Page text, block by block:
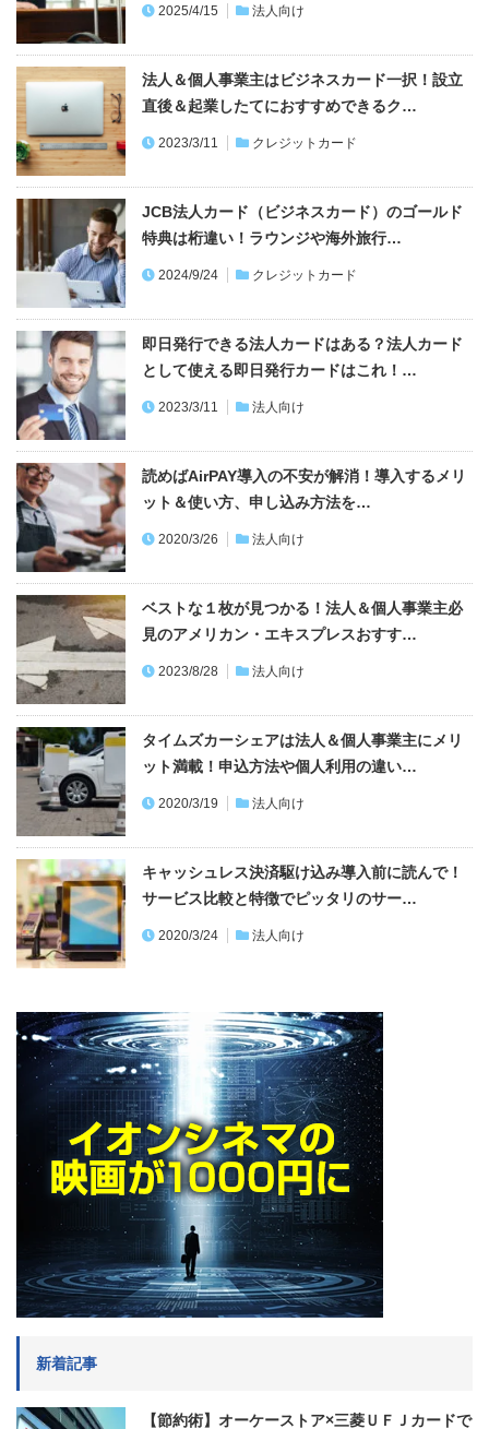
2025/4/15 法人向け
法人＆個人事業主はビジネスカード一択！設立
直後＆起業したてにおすすめできるク…
2023/3/11 クレジットカード
JCB法人カード（ビジネスカード）のゴールド
特典は桁違い！ラウンジや海外旅行…
2024/9/24 クレジットカード
即日発行できる法人カードはある？法人カード
として使える即日発行カードはこれ！…
2023/3/11 法人向け
読めばAirPAY導入の不安が解消！導入するメリ
ット＆使い方、申し込み方法を…
2020/3/26 法人向け
ベストな１枚が見つかる！法人＆個人事業主必
見のアメリカン・エキスプレスおすす…
2023/8/28 法人向け
タイムズカーシェアは法人＆個人事業主にメリ
ット満載！申込方法や個人利用の違い…
2020/3/19 法人向け
キャッシュレス決済駆け込み導入前に読んで！
サービス比較と特徴でピッタリのサー…
2020/3/24 法人向け
新着記事
【節約術】オーケーストア×三菱ＵＦＪカードで